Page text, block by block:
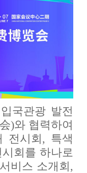
국관광 발전
)와 협력하여
전시회, 특색
회를 하나로
비스 소개회,